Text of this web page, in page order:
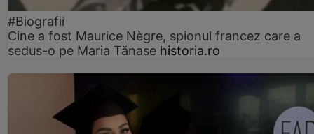
#Biografii
Cine a fost Maurice Nègre, spionul francez care a
sedus-o pe Maria Tănase historia.ro